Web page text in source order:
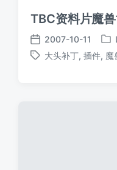
TBC资料片魔
发
布
2007-10-11
发
布
标
大头补丁, 插件, 魔